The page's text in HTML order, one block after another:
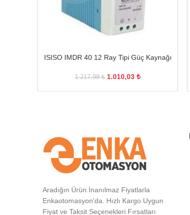
ISISO IMDR 40 12 Ray Tipi Güç Kaynağı
1.217,98₺ 1.010,03 ₺
Aradığın Ürün İnanılmaz Fiyatlarla
Enkaotomasyon'da. Hızlı Kargo Uygun
Fiyat ve Taksit Seçenekleri Fırsatları